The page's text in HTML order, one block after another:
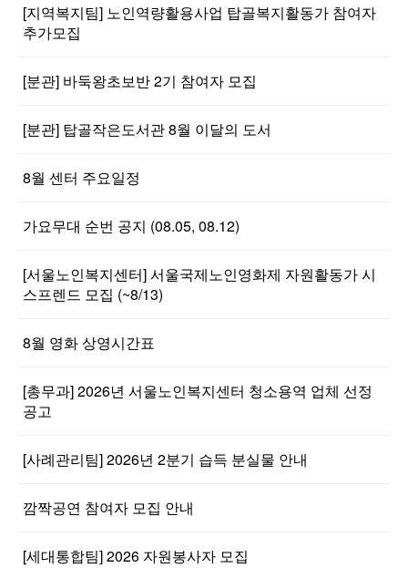
[지역복지팀] 노인역량활용사업 탑골복지활동가 참여자
추가모집
[분관] 바둑왕초보반 2기 참여자 모집
[분관] 탑골작은도서관 8월 이달의 도서
8월 센터 주요일정
가요무대 순번 공지 (08.05, 08.12)
[서울노인복지센터] 서울국제노인영화제 자원활동가 시
스프렌드 모집 (~8/13)
8월 영화 상영시간표
[총무과] 2026년 서울노인복지센터 청소용역 업체 선정
공고
[사례관리팀] 2026년 2분기 습득 분실물 안내
깜짝공연 참여자 모집 안내
[세대통합팀] 2026 자원봉사자 모집